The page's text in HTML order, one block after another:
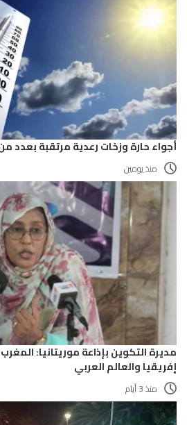
أجواء حارة وزخات رعدية مرتقبة بعدد
منذ يومين
مديرة التكوين بإذاعة موريتانيا:
إفريقيا والعالم العربي
منذ 3 أيام